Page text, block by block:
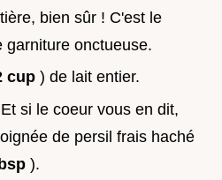
bien sûr ! C'est le
garniture onctueuse.
cup ) de lait entier.
si le coeur vous en dit,
de persil frais haché
).